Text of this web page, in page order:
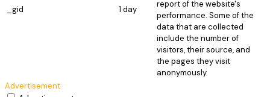
_gid 1 day
report of the website's
performance. Some of the
data that are collected
include the number of
visitors, their source, and
the pages they visit
anonymously.
Advertisement